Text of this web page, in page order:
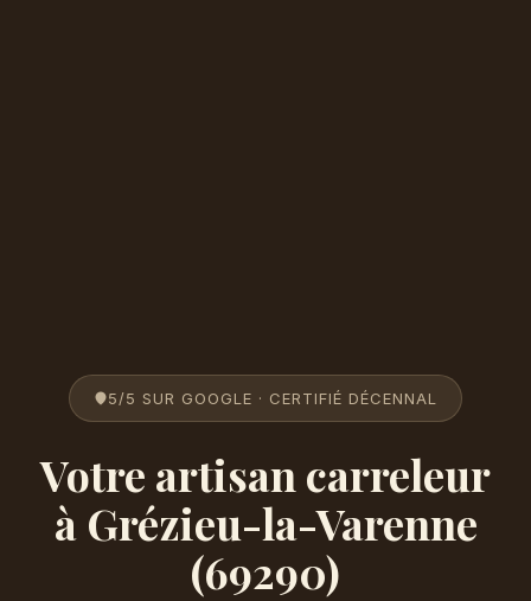
5/5 SUR GOOGLE · CERTIFIÉ DÉCENNAL
Votre artisan carreleur
à Grézieu-la-Varenne
(69290)